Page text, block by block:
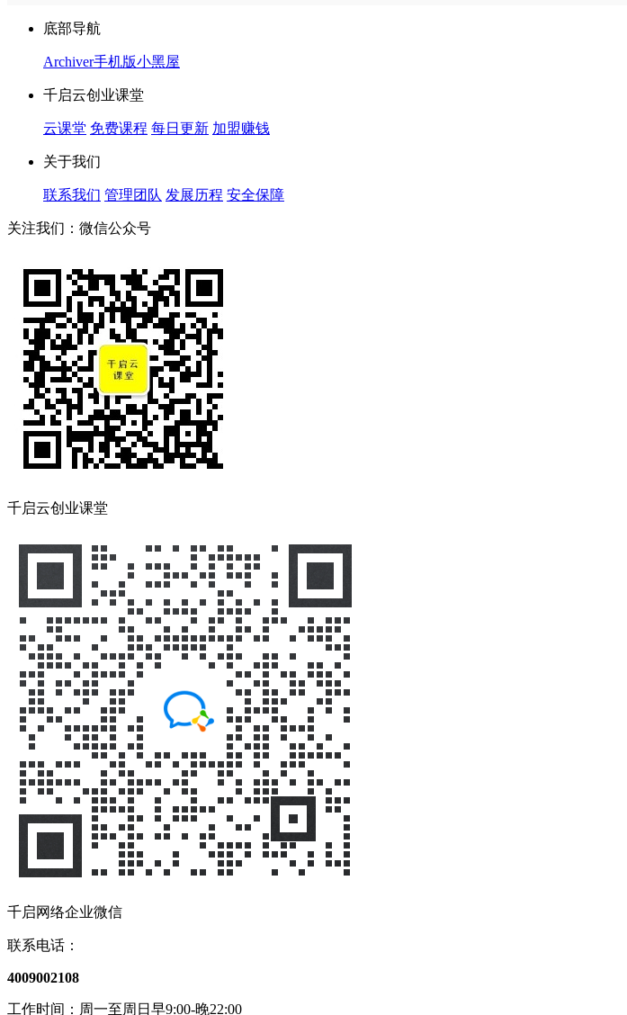
底部导航
Archiver手机版小黑屋
千启云创业课堂
云课堂 免费课程 每日更新 加盟赚钱
关于我们
联系我们 管理团队 发展历程 安全保障
关注我们：微信公众号
千启云创业课堂
千启网络企业微信
联系电话：
4009002108
工作时间：周一至周日早9:00-晚22:00